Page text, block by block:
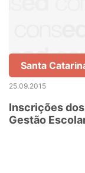
Santa
25.09.2015
Inscrições
Gestão